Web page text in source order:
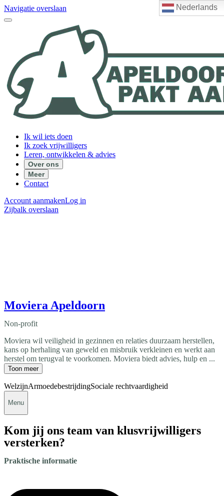
Nederlands
Navigatie overslaan
Ik wil iets doen
Ik zoek vrijwilligers
Leren, ontwikkelen & advies
Over ons
Meer
Contact
Account aanmakenLog in
Zijbalk overslaan
Moviera Apeldoorn
Non-profit
Moviera wil veiligheid in gezinnen en relaties duurzaam herstellen,
kans op herhaling van geweld en misbruik verkleinen en werkt aan
herstel om terugval te voorkomen. Moviera biedt advies, hulp en ...
Toon meer
WelzijnArmoedebestrijdingSociale rechtvaardigheid
Menu
Kom jij ons team van klusvrijwilligers
versterken?
Praktische informatie